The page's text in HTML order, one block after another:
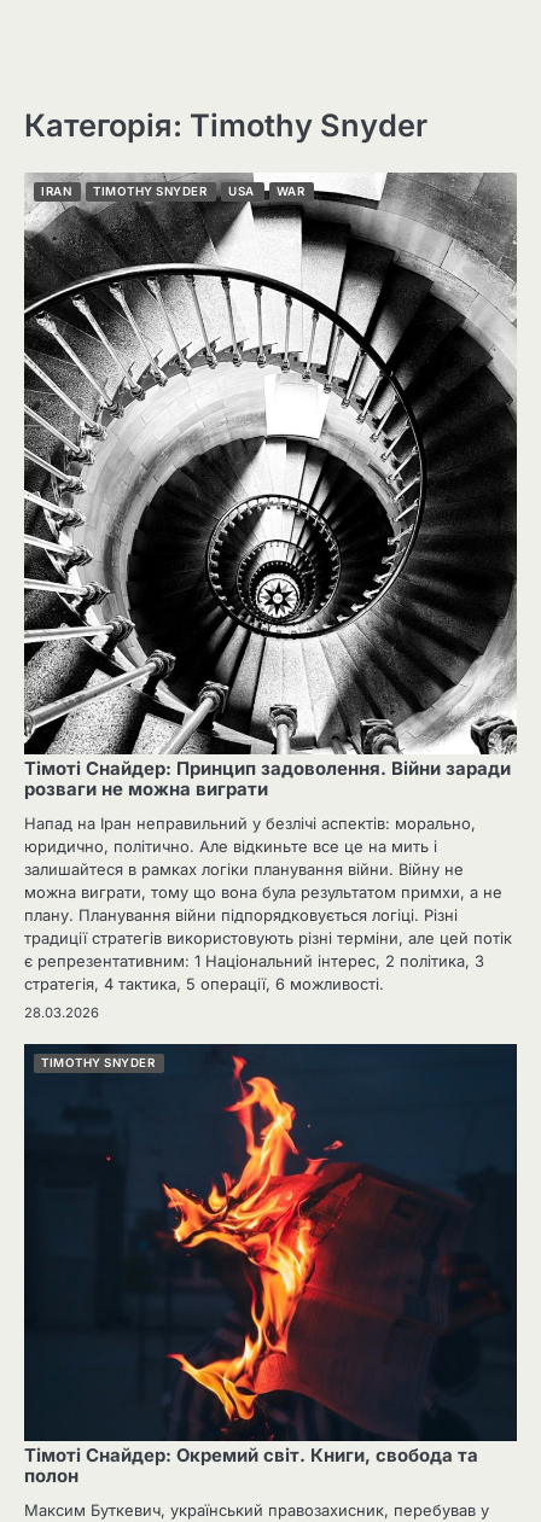
Категорія: Timothy Snyder
IRAN TIMOTHY SNYDER USA WAR
Тімоті Снайдер: Принцип задоволення. Війни заради
розваги не можна виграти
Напад на Іран неправильний у безлічі аспектів: морально,
юридично, політично. Але відкиньте все це на мить і
залишайтеся в рамках логіки планування війни. Війну не
можна виграти, тому що вона була результатом примхи, а не
плану. Планування війни підпорядковується логіці. Різні
традиції стратегів використовують різні терміни, але цей потік
є репрезентативним: 1 Національний інтерес, 2 політика, 3
стратегія, 4 тактика, 5 операції, 6 можливості.
28.03.2026
TIMOTHY SNYDER
Тімоті Снайдер: Окремий світ. Книги, свобода та
полон
Максим Буткевич, український правозахисник, перебував у